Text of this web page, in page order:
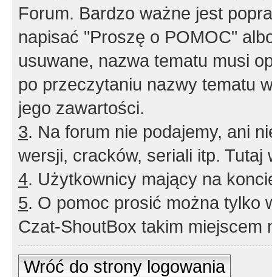
Forum. Bardzo ważne jest
napisać "Proszę o POMOC"
usuwane, nazwa tematu musi
po przeczytaniu nazwy tematu
jego zawartości.
3. Na forum nie podajemy, ani
wersji, cracków, seriali itp. Tutaj
4. Użytkownicy mający na
5. O pomoc prosić można tylko
Czat-ShoutBox takim miejscem
Wróć do strony logowania